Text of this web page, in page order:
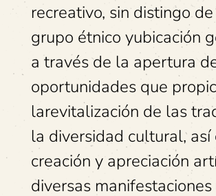
recreativo, sin distingo
grupo étnico yubicación
a través de la apertura
oportunidades que
larevitalización de las
la diversidad cultural, así
creación y apreciación
diversas manifestaciones